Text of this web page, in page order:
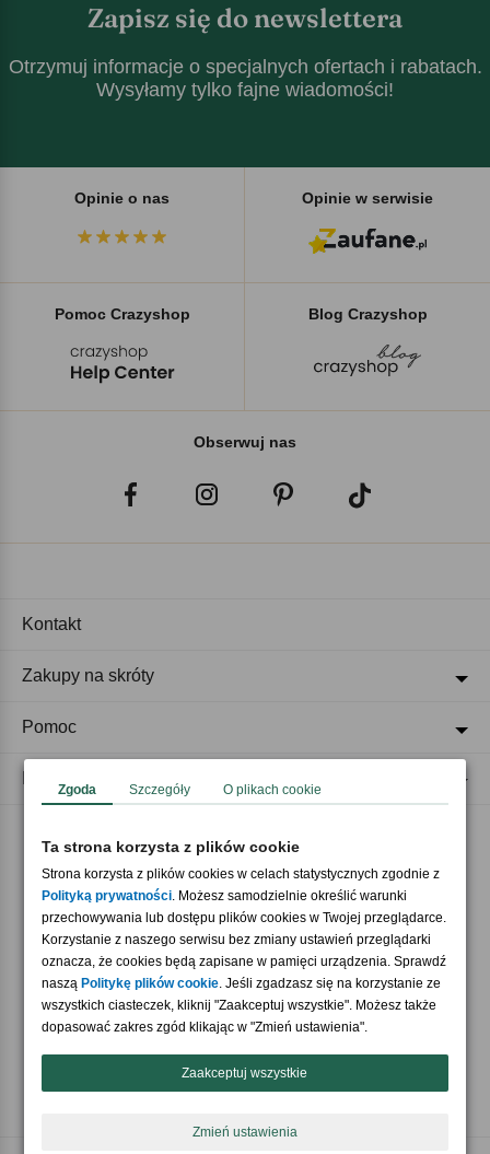
Zapisz się do newslettera
Otrzymuj informacje o specjalnych ofertach i rabatach.
Wysyłamy tylko fajne wiadomości!
Opinie o nas Opinie w serwisie
Pomoc Crazyshop Blog Crazyshop
Obserwuj nas
Akceptujemy płatności
Nasi partnerzy
Kontakt
Zakupy na skróty
Pomoc
Zgoda Szczegóły O plikach cookie
Ta strona korzysta z plików cookie
Strona korzysta z plików cookies w celach statystycznych zgodnie z
Polityką prywatności. Możesz samodzielnie określić warunki
przechowywania lub dostępu plików cookies w Twojej przeglądarce.
Korzystanie z naszego serwisu bez zmiany ustawień przeglądarki
oznacza, że cookies będą zapisane w pamięci urządzenia. Sprawdź
naszą Politykę plików cookie. Jeśli zgadzasz się na korzystanie ze
wszystkich ciasteczek, kliknij "Zaakceptuj wszystkie". Możesz także
dopasować zakres zgód klikając w "Zmień ustawienia".
Zaakceptuj wszystkie
Zmień ustawienia